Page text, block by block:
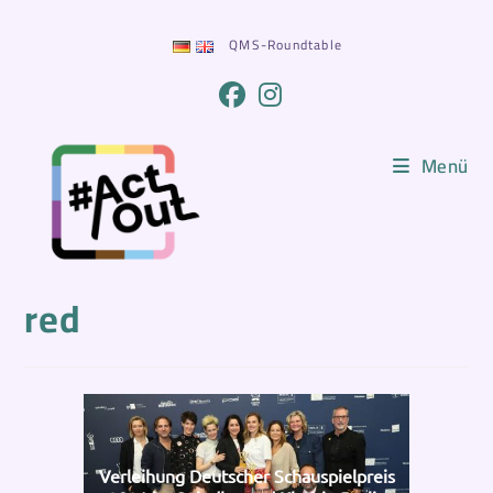
QMS-Roundtable
Menü
red
Verleihung Deutscher Schauspielpreis